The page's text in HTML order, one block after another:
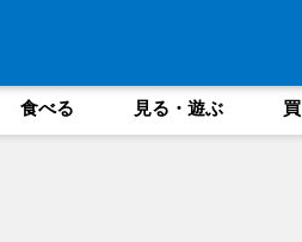
食べる 見る・遊ぶ